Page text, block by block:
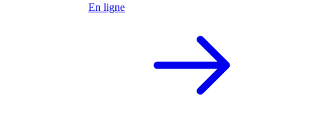
En ligne